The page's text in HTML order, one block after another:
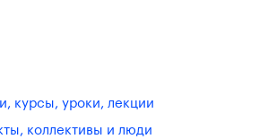
курсы, уроки, лекции
коллективы и люди